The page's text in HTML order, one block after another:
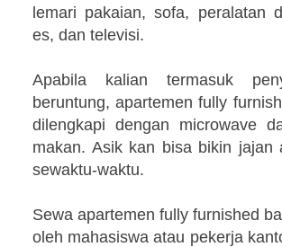
lemari pakaian, sofa, peralatan
es, dan televisi.
Apabila kalian termasuk
beruntung, apartemen fully
dilengkapi dengan microwave
makan. Asik kan bisa bikin jajan
sewaktu-waktu.
Sewa apartemen fully furnished
oleh mahasiswa atau pekerja